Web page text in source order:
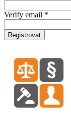
Verify email *
Registrovat